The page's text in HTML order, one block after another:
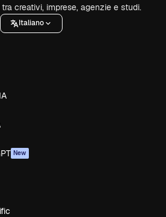
creativi, imprese, agenzie e studi.
Italiano
New